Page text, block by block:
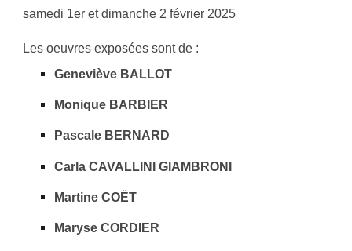
samedi 1er et dimanche 2 février 2025
Les oeuvres exposées sont de :
Geneviève BALLOT
Monique BARBIER
Pascale BERNARD
Carla CAVALLINI GIAMBRONI
Martine COËT
Maryse CORDIER